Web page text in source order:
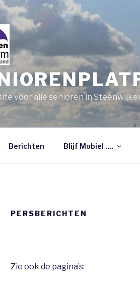
voor alle senioren in
Berichten Blijf Mobiel ….
PERSBERICHTEN
Zie ook de pagina’s: